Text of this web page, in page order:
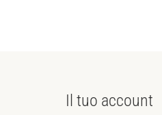
Il tuo account